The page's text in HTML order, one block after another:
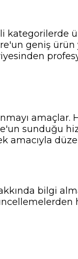
kategorilerde
geniş
amaçlar.
sunduğu
amacıyla
bilgi